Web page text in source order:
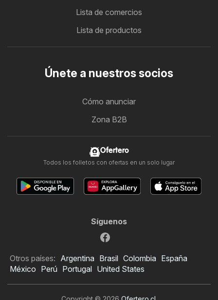
Lista de comercios
Lista de productos
Únete a nuestros socios
Cómo anunciar
Zona B2B
Ofertero
Todos los folletos con ofertas en un solo lugar
Síguenos
Otros países: Argentina Brasil Colombia España
México Perú Portugal United States